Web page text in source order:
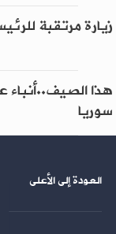
زيارة مرتقبة
هذا الصيف..أنباء
سوريا
العودة إلى الأعلى